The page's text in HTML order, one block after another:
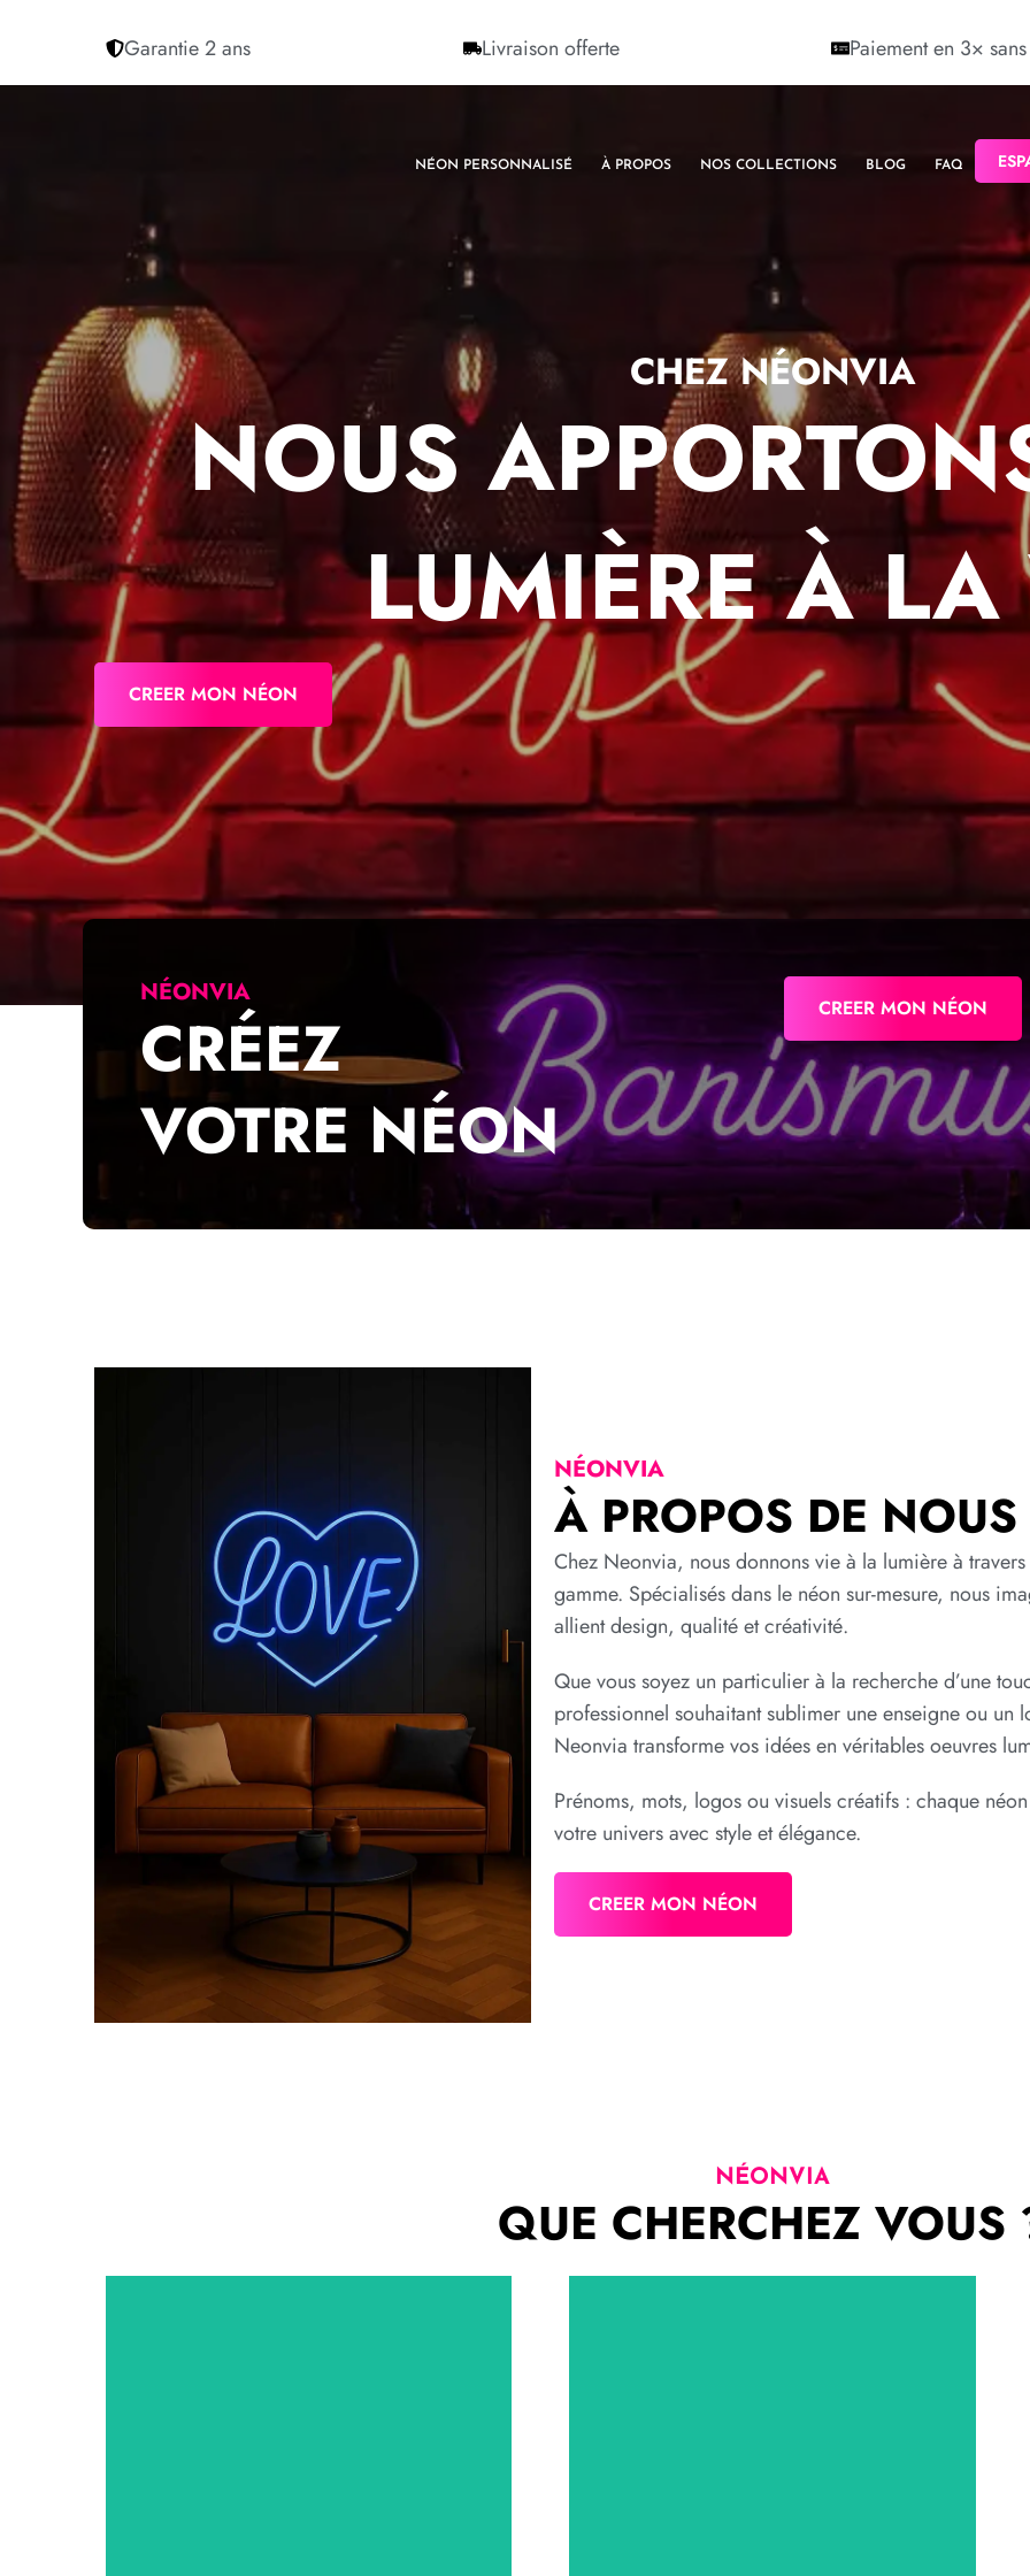
Garantie 2 ans Livraison offerte Paiement en 3×
NÉON PERSONNALISÉ À PROPOS NOS COLLECTIONS BLOG FAQ
CHEZ NÉONVIA
NOUS
LUMIÈRE À
CREER MON NÉON
NÉONVIA
CRÉEZ
VOTRE NÉON
CREER MON NÉON
NÉONVIA
À PROPOS DE NOUS
Chez Neonvia, nous donnons vie à la lumière à
gamme. Spécialisés dans le néon sur-mesure, nous
allient design, qualité et créativité.
Que vous soyez un particulier à la recherche d’une
professionnel souhaitant sublimer une enseigne ou un
Neonvia transforme vos idées en véritables oeuvres
Prénoms, mots, logos ou visuels créatifs : chaque
votre univers avec style et élégance.
CREER MON NÉON
NÉONVIA
QUE CHERCHEZ VOUS